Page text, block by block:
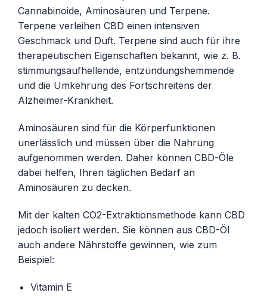
Cannabinoide, Aminosäuren und Terpene.
Terpene verleihen CBD einen intensiven
Geschmack und Duft. Terpene sind auch für ihre
therapeutischen Eigenschaften bekannt, wie z. B.
stimmungsaufhellende, entzündungshemmende
und die Umkehrung des Fortschreitens der
Alzheimer-Krankheit.
Aminosäuren sind für die Körperfunktionen
unerlässlich und müssen über die Nahrung
aufgenommen werden. Daher können CBD-Öle
dabei helfen, Ihren täglichen Bedarf an
Aminosäuren zu decken.
Mit der kalten CO2-Extraktionsmethode kann CBD
jedoch isoliert werden. Sie können aus CBD-Öl
auch andere Nährstoffe gewinnen, wie zum
Beispiel:
Vitamin E